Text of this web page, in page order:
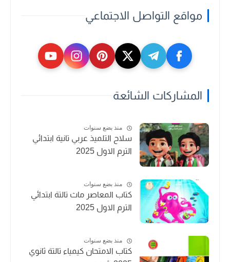
مواقع التواصل الاجتماعي
المشاركات الشائعة
منذ بضع سنوات
سلاح التلميذ عربي تانية ابتدائي
الترم الاول 2025
منذ بضع سنوات
كتاب المعاصر ماث تالتة ابتدائي
الترم الاول 2025
منذ بضع سنوات
كتاب الامتحان كيمياء تالتة ثانوي